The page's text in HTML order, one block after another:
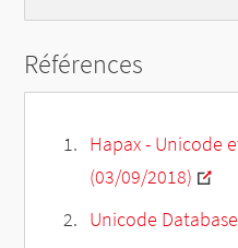
Références
Hapax - Unicode
(03/09/2018)
Unicode